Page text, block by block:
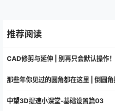
推荐阅读
CAD修剪与延伸 | 别再只会默认操作
那些年你见过的圆角都在这里 | 倒圆
中望3D提速小课堂-基础设置篇03